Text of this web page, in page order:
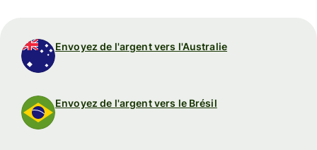
Envoyez de l'argent vers l'Australie
Envoyez de l'argent vers le Brésil